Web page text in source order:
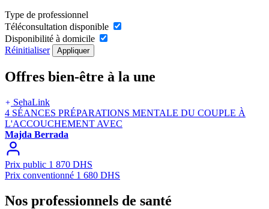
Type de professionnel
Téléconsultation disponible
Disponibilité à domicile
Réinitialiser
Appliquer
Offres bien-être à la une
SehaLink
4 SÉANCES PRÉPARATIONS MENTALE DU COUPLE À
L'ACCOUCHEMENT AVEC
Majda Berrada
Prix public 1 870 DHS
Prix conventionné 1 680 DHS
Nos professionnels de santé